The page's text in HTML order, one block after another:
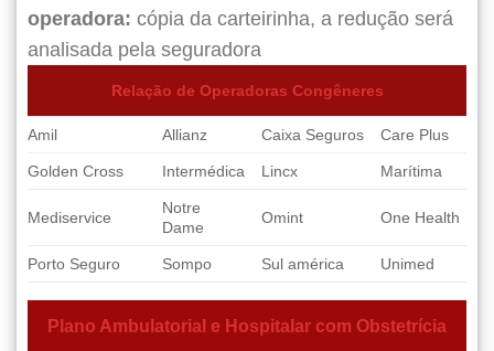
operadora: cópia da carteirinha, a redução será
analisada pela seguradora
Relação de Operadoras Congêneres
Amil Allianz Caixa Seguros Care Plus
Golden Cross Intermédica Lincx Marítima
Mediservice
Notre
Dame
Omint One Health
Porto Seguro Sompo Sul américa Unimed
Plano Ambulatorial e Hospitalar com Obstetrícia